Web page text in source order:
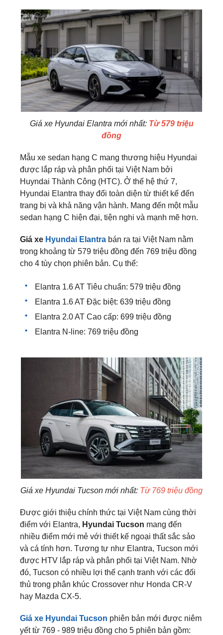
Giá xe Hyundai Elantra mới nhất: Từ 579 triệu
đồng
Mẫu xe sedan hạng C mang thương hiệu Hyundai
được lắp ráp và phân phối tại Việt Nam bởi
Huyndai Thành Công (HTC). Ở thế hệ thứ 7,
Hyundai Elantra thay đổi toàn diện từ thiết kế đến
trang bị và khả năng vận hành. Mang đến một mẫu
sedan hạng C hiện đại, tiện nghi và mạnh mẽ hơn.
Giá xe Hyundai Elantra bán ra tại Việt Nam nằm
trong khoảng từ 579 triệu đồng đến 769 triệu đồng
cho 4 tùy chọn phiên bản. Cụ thể:
Elantra 1.6 AT Tiêu chuẩn: 579 triệu đồng
Elantra 1.6 AT Đặc biệt: 639 triệu đồng
Elantra 2.0 AT Cao cấp: 699 triệu đồng
Elantra N-line: 769 triệu đồng
Giá xe Hyundai Tucson mới nhất: Từ 769 triệu đồng
Được giới thiệu chính thức tại Việt Nam cùng thời
điểm với Elantra, Hyundai Tucson mang đến
nhiều điểm mới mẻ với thiết kế ngoại thất sắc sảo
và cá tính hơn. Tương tự như Elantra, Tucson mới
được HTV lắp ráp và phân phối tại Việt Nam. Nhờ
đó, Tucson có nhiều lợi thế cạnh tranh với các đối
thủ trong phân khúc Crossover như Honda CR-V
hay Mazda CX-5.
Giá xe Hyundai Tucson phiên bản mới được niêm
yết từ 769 - 989 triệu đồng cho 5 phiên bản gồm: